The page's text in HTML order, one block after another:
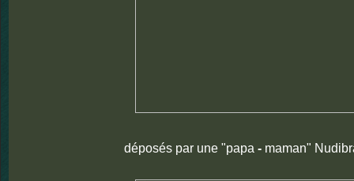
déposés par une "papa -maman"